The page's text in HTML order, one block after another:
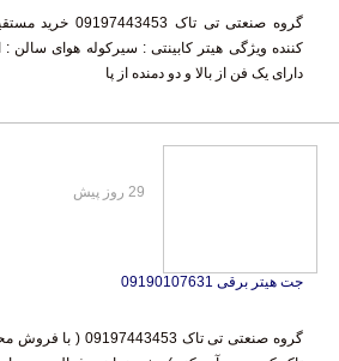
گروه صنعتی تی تاک
کننده ویژگی هیتر کابینتی :
دارای یک فن از بالا و دو دمنده از پا
جت هیتر برقی 09190107631
گروه صنعتی تی تاک
تاک کسب در آمد کنید) جذب
29 روز پیش